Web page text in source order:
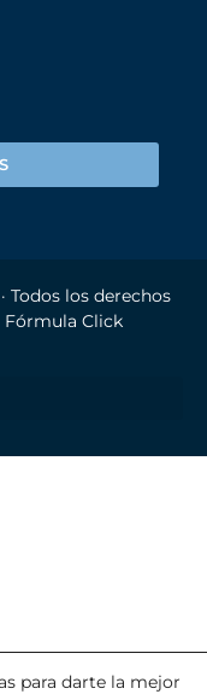
Todos los derechos
Fórmula Click
para darte la mejor